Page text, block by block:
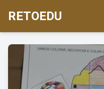
RETOEDU